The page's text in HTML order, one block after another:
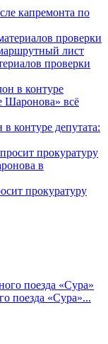
капремонта по
проверки
контуре депутата:
прокуратуру
поезда «Сура»...